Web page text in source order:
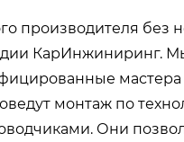
производителя без
КарИнжиниринг.
монтаж по
Они